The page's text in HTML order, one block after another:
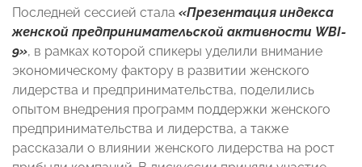
Последней сессией стала «Презентация индекса
женской предпринимательской активности WBI-
9», в рамках которой спикеры уделили внимание
экономическому фактору в развитии женского
лидерства и предпринимательства, поделились
опытом внедрения программ поддержки женского
предпринимательства и лидерства, а также
рассказали о влиянии женского лидерства на рост